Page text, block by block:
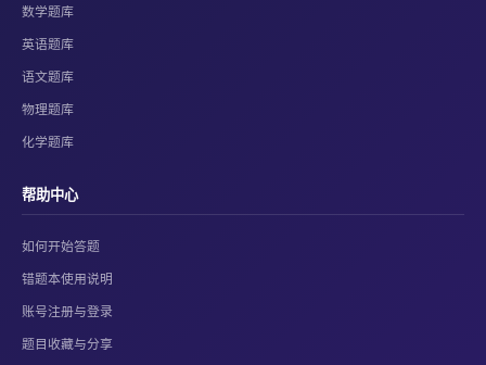
数学题库
英语题库
语文题库
物理题库
化学题库
帮助中心
如何开始答题
错题本使用说明
账号注册与登录
题目收藏与分享